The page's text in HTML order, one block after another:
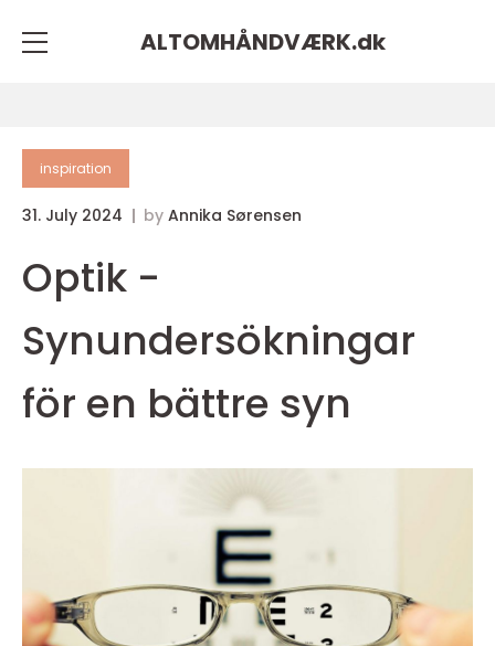
ALTOMHÅNDVÆRK.dk
inspiration
31. July 2024 by Annika Sørensen
Optik -
Synundersökningar
för en bättre syn